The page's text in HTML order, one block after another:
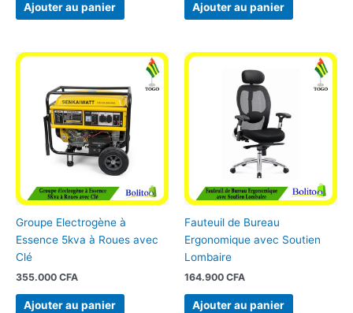
Ajouter au panier Ajouter au panier
Groupe Electrogène à
Essence 5kva à Roues avec
Clé
355.000 CFA
Ajouter au panier
Fauteuil de Bureau
Ergonomique avec Soutien
Lombaire
164.900 CFA
Ajouter au panier